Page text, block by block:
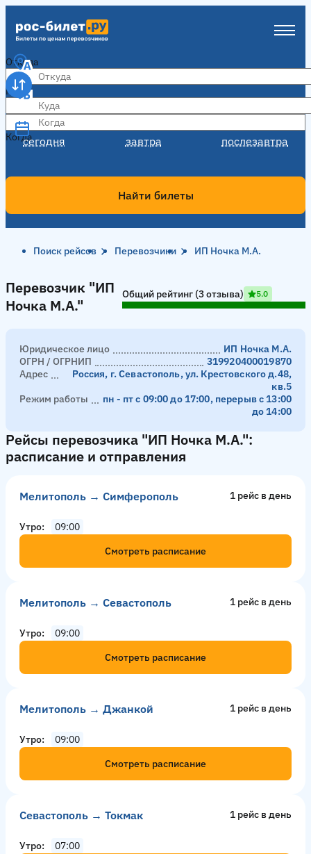
Откуда
Куда
Когда
сегодня завтра послезавтра
Когда
Найти билеты
Поиск рейсов Перевозчики ИП Ночка М.А.
Перевозчик "ИП Ночка М.А."
Перевозчик "ИП
Ночка М.А."
Общий рейтинг (3 отзыва) 5.0
Юридическое лицо
ИП Ночка М.А.
ОГРН / ОГРНИП
319920400019870
Адрес
Россия, г. Севастополь, ул. Крестовского д.48,
кв.5
Режим работы
пн - пт с 09:00 до 17:00, перерыв с 13:00
до 14:00
Рейсы перевозчика "ИП Ночка М.А.":
расписание и отправления
Мелитополь → Симферополь 1 рейс в день
Утро
09:00
Смотреть расписание
Мелитополь → Севастополь 1 рейс в день
Утро
09:00
Смотреть расписание
Мелитополь → Джанкой 1 рейс в день
Утро
09:00
Смотреть расписание
Севастополь → Токмак 1 рейс в день
Утро
07:00